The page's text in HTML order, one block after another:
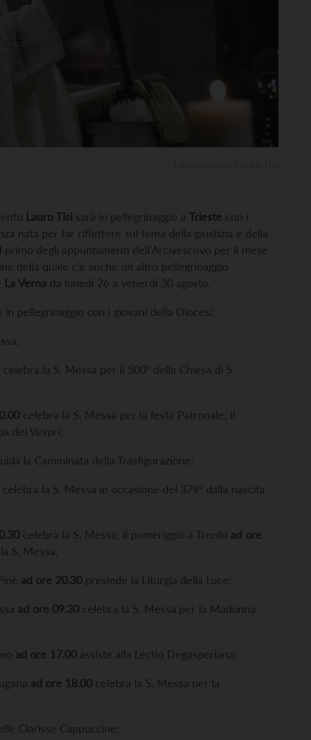
Lauro Tisi sarà in pellegrinaggio a Trieste con i
nata per far riflettere sul tema della giustizia e della
degli appuntamenti dell’Arcivescovo per il mese
della quale c’è anche un altro pellegrinaggio
La Verna da lunedì 26 a venerdì 30 agosto.
in pellegrinaggio con i giovani della Diocesi;
la S. Messa per il 500° della Chiesa di S.
celebra la S. Messa per la festa Patronale; il
dei Vespri;
la Camminata della Trasfigurazione;
celebra la S. Messa in occasione del 379° dalla nascita
celebra la S. Messa; il pomeriggio a Trento ad ore
S. Messa;
ad ore 20.30 presiede la Liturgia della Luce;
ad ore 09.30 celebra la S. Messa per la Madonna
ad ore 17.00 assiste alla Lectio Degasperiana;
ad ore 18.00 celebra la S. Messa per la
Clarisse Cappuccine;